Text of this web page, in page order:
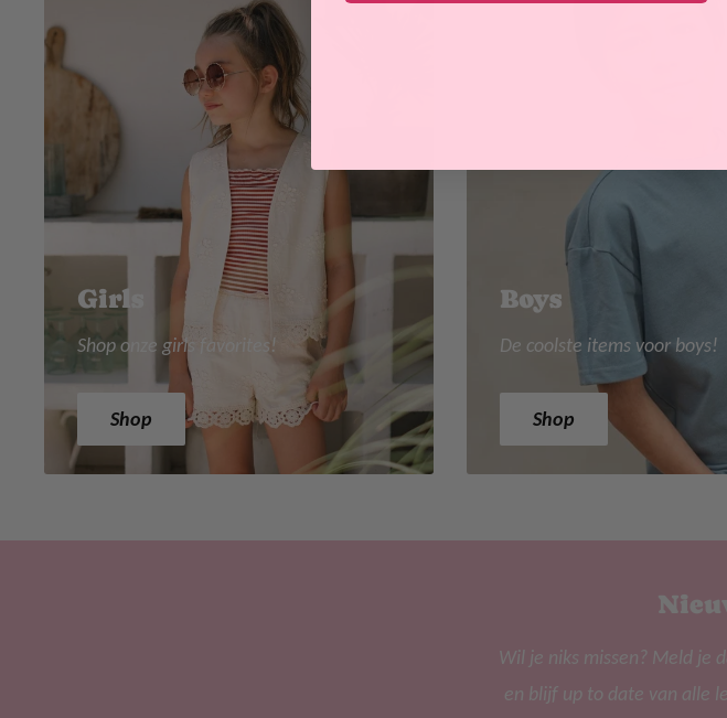
Girls
Shop onze girls favorites!
Shop
Boys
De coolste items voor boys!
Shop
Wil je niks missen? Meld je
en blijf up to date van alle